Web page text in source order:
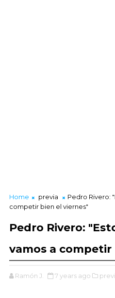
Home previa
Pedro Rivero:
competir bien el viernes"
Pedro Rivero:
vamos a competir
Ramón J. 7 years ago